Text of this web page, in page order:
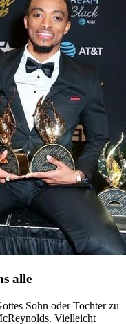
alle
Sohn oder Tochter zu
Vielleicht